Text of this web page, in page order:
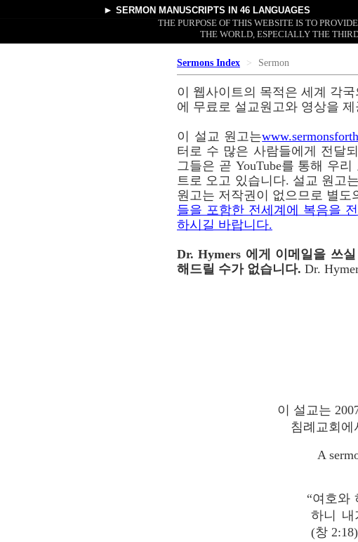
► SERMON MANUSCRIPTS IN 46 LANGUAGES
THE PURPOSE OF THIS WEBSITE IS TO
THE WORLD, ESPECIALLY THE
Sermons Index Sermon
이 웹사이트의 목적은 세계 각
에 무료로 설교원고와 영상을
이 설교 원고는
터로 수 많은 사람들에게 전달
그들은 곧 YouTube를 통해 우
트로 오고 있습니다. 설교 원고
원고는 저작권이 없으므로 별
들을 포함한 전세계에 복음을
하시길 바랍니다.
Dr. Hymers 에게 이메일을 쓰
해드릴 수가 없습니다. Dr.
이 설교는
침례교회
A
“여호와
하니 내
(창